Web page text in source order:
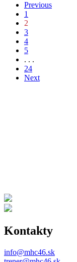
Previous
1
2
3
4
5
. . .
24
Next
Kontakty
info@mhc46.sk